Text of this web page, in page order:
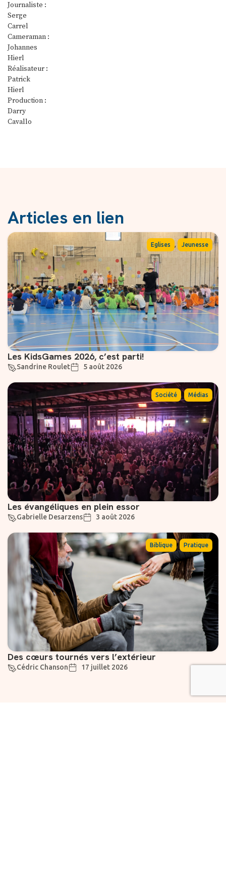
Journaliste :
Serge
Carrel
Cameraman :
Johannes
Hierl
Réalisateur :
Patrick
Hierl
Production :
Darry
Cavallo
Articles en lien
Eglises , Jeunesse
Les KidsGames 2026, c’est parti!
Sandrine Roulet 5 août 2026
Société , Médias
Les évangéliques en plein essor
Gabrielle Desarzens 3 août 2026
Biblique , Pratique
Des cœurs tournés vers l’extérieur
Cédric Chanson 17 juillet 2026